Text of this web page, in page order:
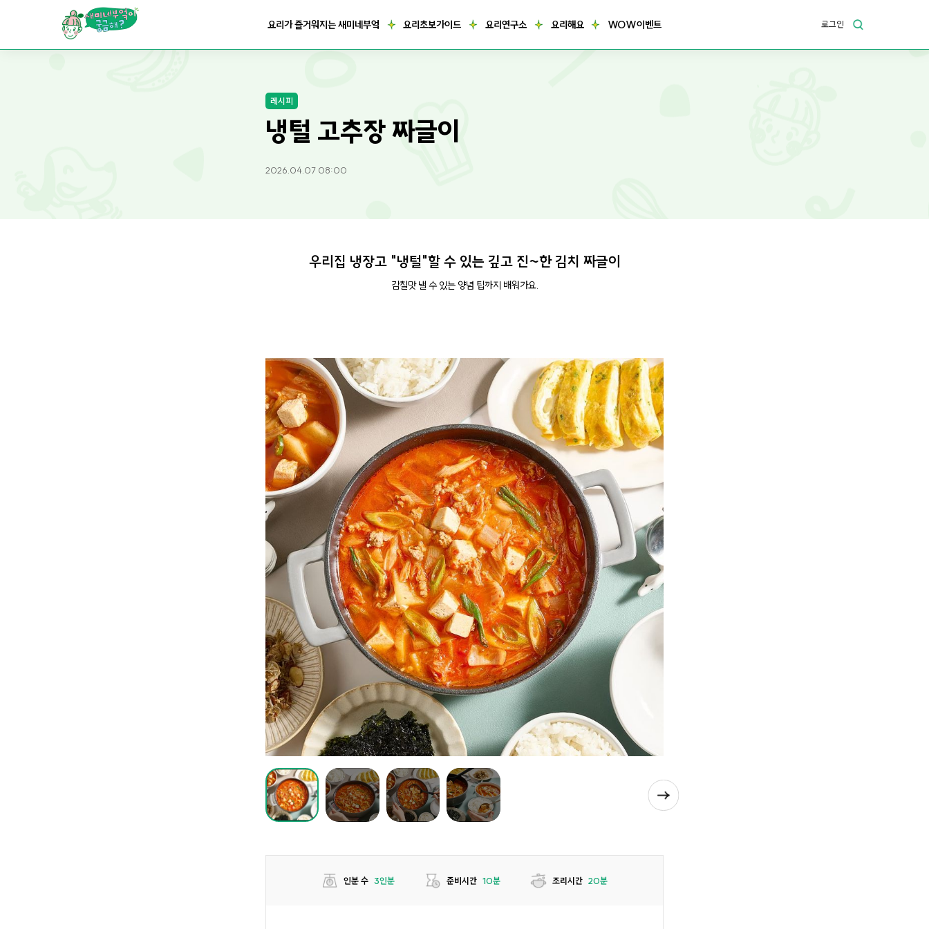
요리가 즐거워지는 새미네부엌 요리초보가이드 요리연구소 요리해요 WOW이벤트 로그인
레시피
냉털 고추장 짜글이
2026.04.07 08:00
우리집 냉장고 "냉털"할 수 있는 깊고 진~한 김치 짜글이
감칠맛 낼 수 있는 양념 팁까지 배워가요.
인분 수 3인분 준비시간 10분 조리시간 20분